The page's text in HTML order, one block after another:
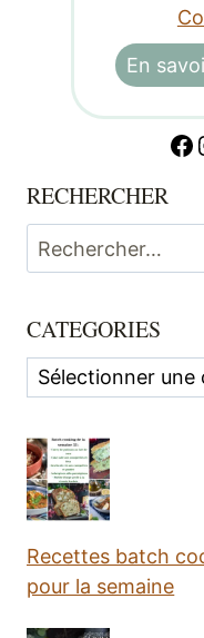
En
RECHERCHER
Rechercher :
CATEGORIES
Categories
Recettes batch
pour la semaine